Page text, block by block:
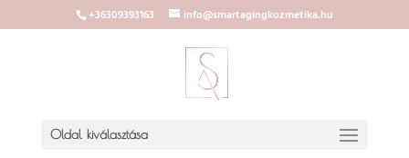
+36309393163 info@smartagingkozmetika.hu
Oldal kiválasztása